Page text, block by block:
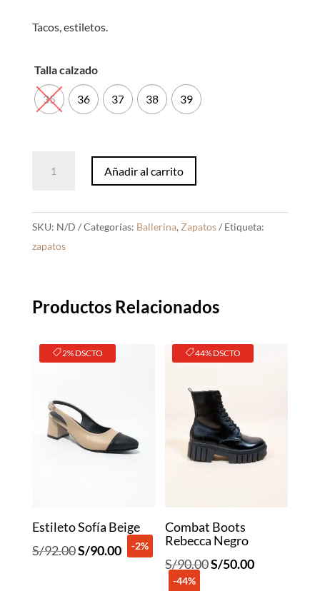
Tacos, estiletos.
Talla calzado
35 36 37 38 39
Kaila
Añadir al carrito
SKU: N/D Categorías: Ballerina, Zapatos
Etiqueta:
zapatos
Productos Relacionados
2% DSCTO
Estileto Sofía Beige
S/92.00El
S/90.00El
-2%
44% DSCTO
Combat Boots
Rebecca Negro
S/90.00El
S/50.00El
-44%